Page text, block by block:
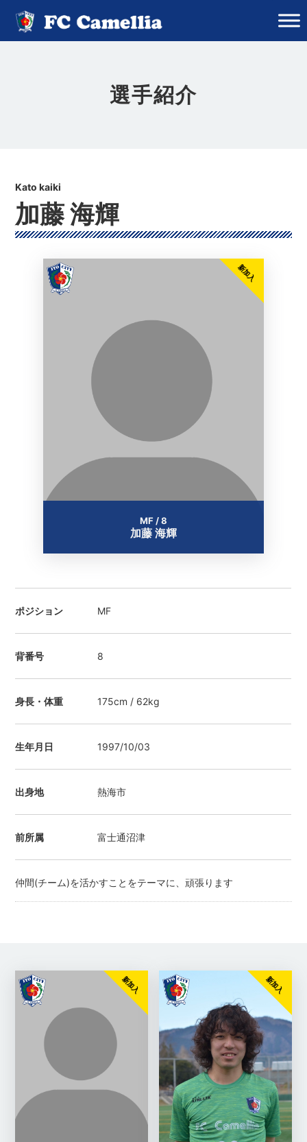
選手紹介
加藤 海輝
MF / 8
加藤 海輝
新加入
ポジション MF
背番号 8
身長・体重 175cm / 62kg
生年月日 1997/10/03
出身地 熱海市
前所属 富士通沼津
仲間(チーム)を活かすことをテーマに、頑張ります
新加入 新加入